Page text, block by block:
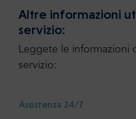
Altre informazioni
servizio:
Leggete le informazioni
servizio:
Assistenza 24/7